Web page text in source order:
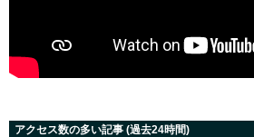
アクセス数の多い記事 (過去24時間)